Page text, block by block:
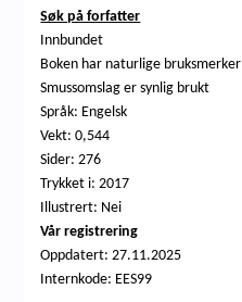
Søk på forfatter
Innbundet
Boken har naturlige bruksmerker
Smussomslag er synlig brukt
Språk: Engelsk
Vekt: 0,544
Sider: 276
Trykket i: 2017
Illustrert: Nei
Vår registrering
Oppdatert: 27.11.2025
Internkode: EES99